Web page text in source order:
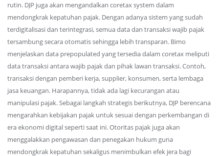
rutin. DJP juga akan mengandalkan coretax system dalam
mendongkrak kepatuhan pajak. Dengan adanya sistem yang sudah
terdigitalisasi dan terintegrasi, semua data dan transaksi wajib pajak
tersambung secara otomatis sehingga lebih transparan. Bimo
menjelaskan data prepopulated yang tersedia dalam coretax meliputi
data transaksi antara wajib pajak dan pihak lawan transaksi. Contoh,
transaksi dengan pemberi kerja, supplier, konsumen, serta lembaga
jasa keuangan. Harapannya, tidak ada lagi kecurangan atau
manipulasi pajak. Sebagai langkah strategis berikutnya, DJP berencana
mengarahkan kebijakan pajak untuk sesuai dengan perkembangan di
era ekonomi digital seperti saat ini. Otoritas pajak juga akan
menggalakkan pengawasan dan penegakan hukum guna
mendongkrak kepatuhan sekaligus menimbulkan efek jera bagi